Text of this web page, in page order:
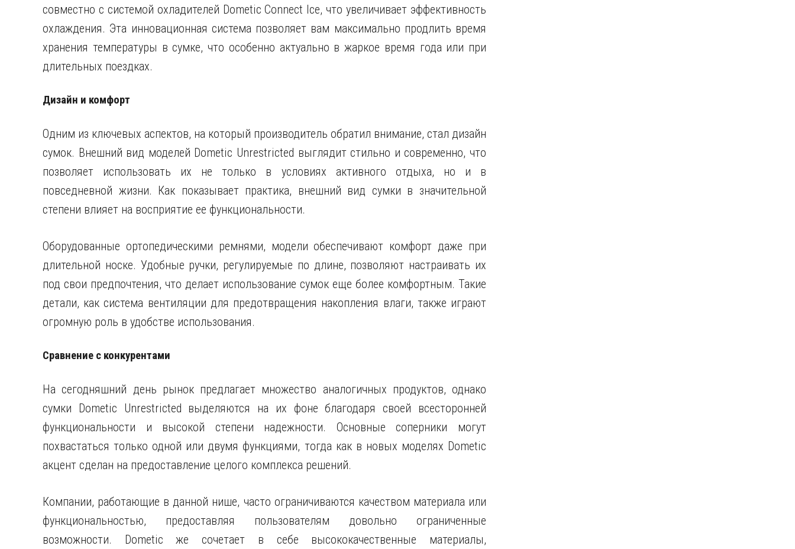
совместно с системой охладителей Dometic Connect Ice, что увеличивает эффективность
охлаждения. Эта инновационная система позволяет вам максимально продлить время
хранения температуры в сумке, что особенно актуально в жаркое время года или при
длительных поездках.
Дизайн и комфорт
Одним из ключевых аспектов, на который производитель обратил внимание, стал дизайн
сумок. Внешний вид моделей Dometic Unrestricted выглядит стильно и современно, что
позволяет использовать их не только в условиях активного отдыха, но и в
повседневной жизни. Как показывает практика, внешний вид сумки в значительной
степени влияет на восприятие ее функциональности.
Оборудованные ортопедическими ремнями, модели обеспечивают комфорт даже при
длительной носке. Удобные ручки, регулируемые по длине, позволяют настраивать их
под свои предпочтения, что делает использование сумок еще более комфортным. Такие
детали, как система вентиляции для предотвращения накопления влаги, также играют
огромную роль в удобстве использования.
Сравнение с конкурентами
На сегодняшний день рынок предлагает множество аналогичных продуктов, однако
сумки Dometic Unrestricted выделяются на их фоне благодаря своей всесторонней
функциональности и высокой степени надежности. Основные соперники могут
похвастаться только одной или двумя функциями, тогда как в новых моделях Dometic
акцент сделан на предоставление целого комплекса решений.
Компании, работающие в данной нише, часто ограничиваются качеством материала или
функциональностью, предоставляя пользователям довольно ограниченные
возможности. Dometic же сочетает в себе высококачественные материалы,